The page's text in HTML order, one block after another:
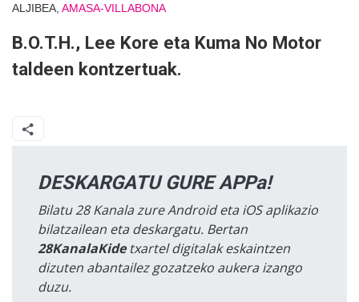
ALJIBEA, AMASA-VILLABONA
B.O.T.H., Lee Kore eta Kuma No Motor
taldeen kontzertuak.
DESKARGATU GURE APPa!
Bilatu 28 Kanala zure Android eta iOS aplikazio
bilatzailean eta deskargatu. Bertan
28KanalaKidetxartel digitalak eskaintzen
dizuten abantailez gozatzeko aukera izango
duzu.